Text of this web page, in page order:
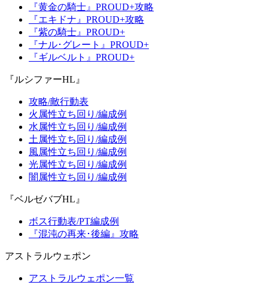
『黄金の騎士』PROUD+攻略
『エキドナ』PROUD+攻略
『紫の騎士』PROUD+
『ナル･グレート』PROUD+
『ギルベルト』PROUD+
『ルシファーHL』
攻略/敵行動表
火属性立ち回り/編成例
水属性立ち回り/編成例
土属性立ち回り/編成例
風属性立ち回り/編成例
光属性立ち回り/編成例
闇属性立ち回り/編成例
『ベルゼバブHL』
ボス行動表/PT編成例
『混沌の再来･後編』攻略
アストラルウェポン
アストラルウェポン一覧